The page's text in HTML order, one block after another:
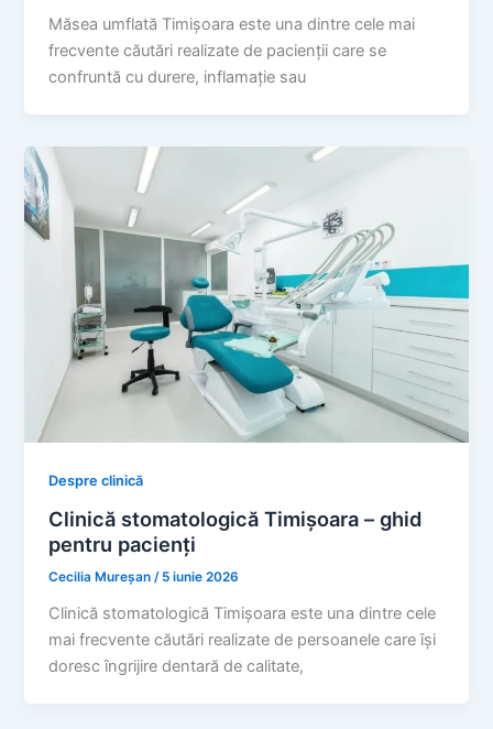
Măsea umflată Timișoara este una dintre cele mai
frecvente căutări realizate de pacienții care se
confruntă cu durere, inflamație sau
Despre clinică
Clinică stomatologică Timișoara – ghid
pentru pacienți
Cecilia Mureșan / 5 iunie 2026
Clinică stomatologică Timișoara este una dintre cele
mai frecvente căutări realizate de persoanele care își
doresc îngrijire dentară de calitate,